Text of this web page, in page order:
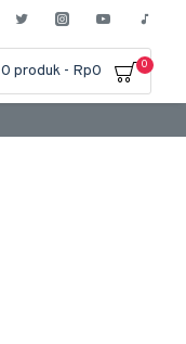
0 produk - Rp0 0